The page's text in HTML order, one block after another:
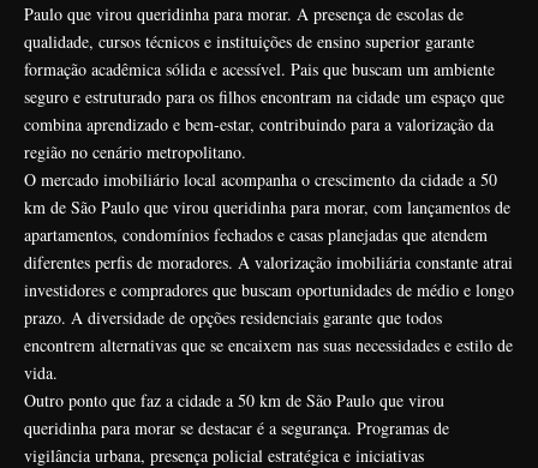
Paulo que virou queridinha para morar. A presença de escolas de
qualidade, cursos técnicos e instituições de ensino superior garante
formação acadêmica sólida e acessível. Pais que buscam um ambiente
seguro e estruturado para os filhos encontram na cidade um espaço que
combina aprendizado e bem-estar, contribuindo para a valorização da
região no cenário metropolitano.
O mercado imobiliário local acompanha o crescimento da cidade a 50
km de São Paulo que virou queridinha para morar, com lançamentos de
apartamentos, condomínios fechados e casas planejadas que atendem
diferentes perfis de moradores. A valorização imobiliária constante atrai
investidores e compradores que buscam oportunidades de médio e longo
prazo. A diversidade de opções residenciais garante que todos
encontrem alternativas que se encaixem nas suas necessidades e estilo de
vida.
Outro ponto que faz a cidade a 50 km de São Paulo que virou
queridinha para morar se destacar é a segurança. Programas de
vigilância urbana, presença policial estratégica e iniciativas